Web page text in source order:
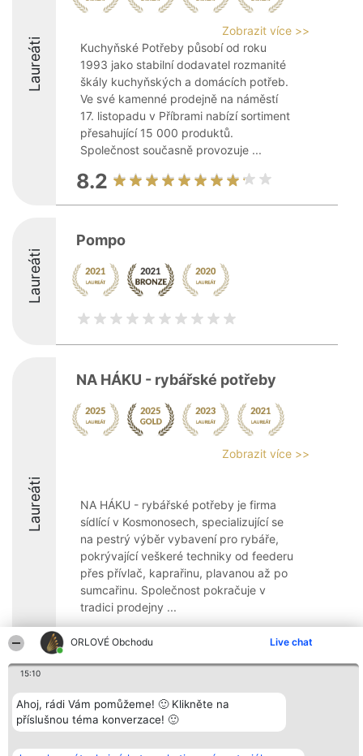
ORLOVÉ Obchodu Live chat
15:10
Ahoj, rádi Vám pomůžeme! 🙂 Klikněte na
příslušnou téma konverzace! 🙂
Laureáti
Zobrazit více >>
Kuchyňské Potřeby působí od roku
1993 jako stabilní dodavatel rozmanité
škály kuchyňských a domácích potřeb.
Ve své kamenné prodejně na náměstí
17. listopadu v Příbrami nabízí sortiment
přesahující 15 000 produktů.
Společnost současně provozuje ...
8.2
Laureáti
Pompo
Laureáti
NA HÁKU - rybářské potřeby
Zobrazit více >>
NA HÁKU - rybářské potřeby je firma
sídlící v Kosmonosech, specializující se
na pestrý výběr vybavení pro rybáře,
pokrývající veškeré techniky od feederu
přes přívlač, kaprařinu, plavanou až po
sumcařinu. Společnost pokračuje v
tradici prodejny ...
9.7
Organizátor hlasování
Bright Side Solutions sp. z o.
o. sp. k.
ul. Ruska 22
Plebiscyt
Vítězové
Seznam všech
laureátů
Kontakt